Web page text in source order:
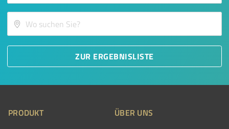
ZUR ERGEBNISLISTE
PRODUKT ÜBER UNS